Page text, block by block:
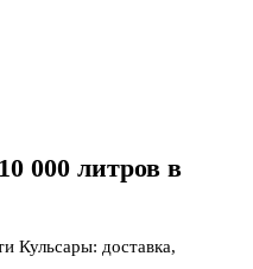
000 литров в
Кульсары: доставка,